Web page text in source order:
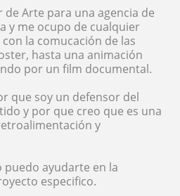
Arte para una agencia de
y me ocupo de cualquier
la comucación de las
hasta una animación
por un film documental.
que soy un defensor del
y por que creo que es una
y
puedo ayudarte en la
especifico.